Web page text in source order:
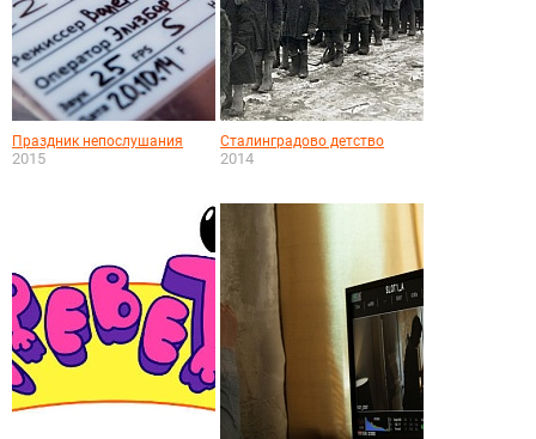
Праздник непослушания
2015
Сталинградово детство
2014